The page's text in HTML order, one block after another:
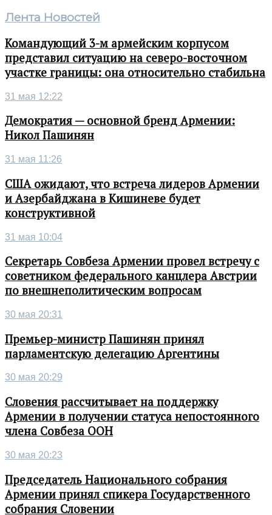
Лента Новостей
Командующий 3-м армейским корпусом
представил ситуацию на северо-восточном
участке границы: она относительно стабильна
31 мая 12:22
Демократия — основной бренд Армении:
Никол Пашинян
31 мая 11:26
США ожидают, что встреча лидеров Армении
и Азербайджана в Кишиневе будет
конструктивной
31 мая 10:04
Секретарь Совбеза Армении провел встречу с
советником федерального канцлера Австрии
по внешнеполитическим вопросам
30 мая 20:31
Премьер-министр Пашинян принял
парламентскую делегацию Аргентины
30 мая 20:29
Словения рассчитывает на поддержку
Армении в получении статуса непостоянного
члена Совбеза ООН
30 мая 20:23
Председатель Национального собрания
Армении принял спикера Государственного
собрания Словении